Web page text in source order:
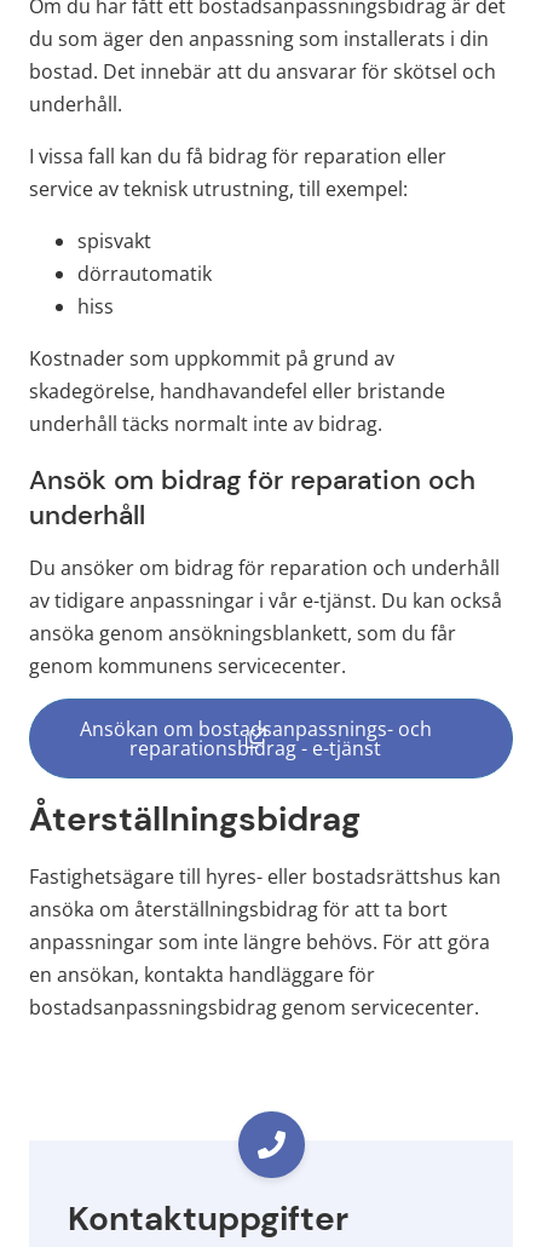
Om du har fått ett bostadsanpassningsbidrag är det
du som äger den anpassning som installerats i din
bostad. Det innebär att du ansvarar för skötsel och
underhåll.
I vissa fall kan du få bidrag för reparation eller
service av teknisk utrustning, till exempel:
spisvakt
dörrautomatik
hiss
Kostnader som uppkommit på grund av
skadegörelse, handhavandefel eller bristande
underhåll täcks normalt inte av bidrag.
Ansök om bidrag för reparation och
underhåll
Du ansöker om bidrag för reparation och underhåll
av tidigare anpassningar i vår e-tjänst. Du kan också
ansöka genom ansökningsblankett, som du får
genom kommunens servicecenter.
Ansökan om bostadsanpassnings- och
reparationsbidrag - e-tjänst
(länk till annan webbplats,
Återställningsbidrag
Fastighetsägare till hyres- eller bostadsrättshus kan
ansöka om återställningsbidrag för att ta bort
anpassningar som inte längre behövs. För att göra
en ansökan, kontakta handläggare för
bostadsanpassningsbidrag genom servicecenter.
Kontaktuppgifter